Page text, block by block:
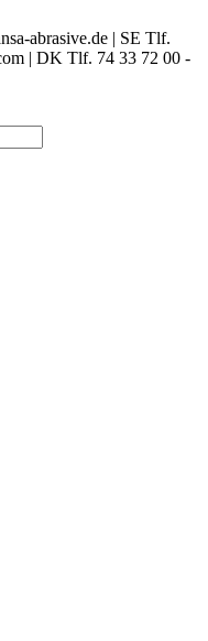
abrasive.de | SE Tlf.
| DK Tlf. 74 33 72 00 -